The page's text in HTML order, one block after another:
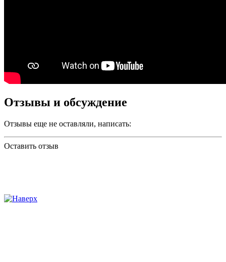
Отзывы и обсуждение
Отзывы еще не оставляли, написать:
Оставить отзыв